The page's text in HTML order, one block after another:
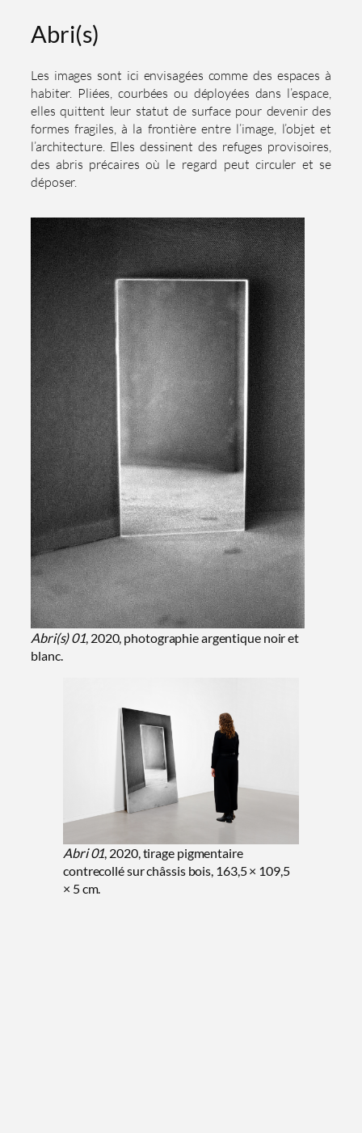
Abri(s)
Les images sont ici envisagées comme des espaces à
habiter. Pliées, courbées ou déployées dans l’espace,
elles quittent leur statut de surface pour devenir des
formes fragiles, à la frontière entre l’image, l’objet et
l’architecture. Elles dessinent des refuges provisoires,
des abris précaires où le regard peut circuler et se
déposer.
Abri(s) 01 , 2020, photographie argentique noir et
blanc.
Abri 01, 2020, tirage pigmentaire
contrecollé sur châssis bois, 163,5 × 109,5
× 5 cm.